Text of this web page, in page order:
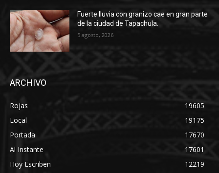
Fuerte lluvia con granizo cae en gran parte
de la ciudad de Tapachula.
5 agosto, 2026
ARCHIVO
Rojas
19605
Local
19175
Portada
17670
Al Instante
17601
Hoy Escriben
12219